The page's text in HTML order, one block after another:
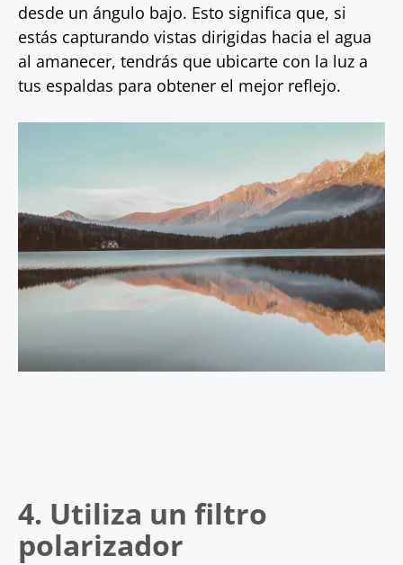
desde un ángulo bajo. Esto significa que, si
estás capturando vistas dirigidas hacia el agua
al amanecer, tendrás que ubicarte con la luz a
tus espaldas para obtener el mejor reflejo.
4. Utiliza un filtro
polarizador